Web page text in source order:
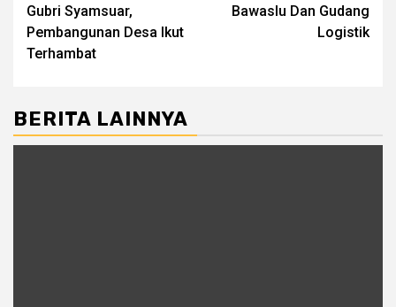
Gubri Syamsuar,
Pembangunan Desa Ikut
Terhambat
Bawaslu Dan Gudang
Logistik
BERITA LAINNYA